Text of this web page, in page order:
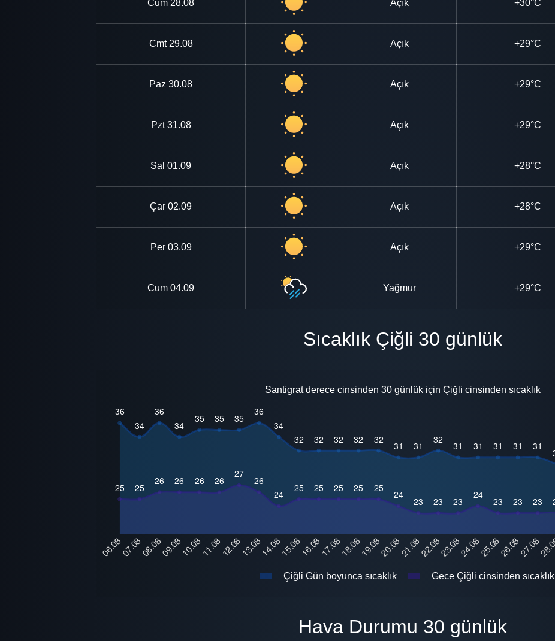
Cum 28.08 Açık +30°C
Cmt 29.08 Açık +29°C
Paz 30.08 Açık +29°C
Pzt 31.08 Açık +29°C
Sal 01.09 Açık +28°C
Çar 02.09 Açık +28°C
Per 03.09 Açık +29°C
Cum 04.09 Yağmur +29°C
Sıcaklık Çiğli 30 günlük
Santigrat derece cinsinden 30 günlük için Çiğli cinsinden sıcaklık
Çiğli Gün boyunca sıcaklık Gece Çiğli cinsinden sıcaklık
Hava Durumu 30 günlük